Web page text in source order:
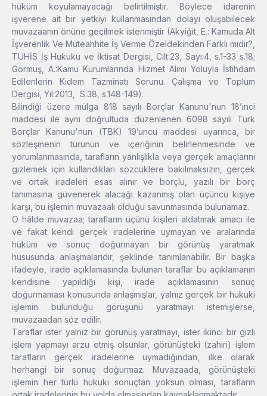
hüküm koyulamayacağı belirtilmiştir. Böylece idarenin
işverene ait bir yetkiyi kullanmasından dolayı oluşabilecek
muvazaanın önüne geçilmek istenmiştir (Akyiğit, E.: Kamuda Alt
İşverenlik Ve Müteahhite İş Verme Özeldekinden Farklı mıdır?,
TÜHİS İş Hukuku ve İktisat Dergisi, Cilt:23, Sayı:4, s.1-33 s.18;
Görmüş, A.:Kamu Kurumlarında Hizmet Alımı Yoluyla İstihdam
Edilenlerin Kıdem Tazminatı Sorunu. Çalışma ve Toplum
Dergisi, Yıl:2013, S.38, s.148-149).
Bilindiği üzere mülga 818 sayılı Borçlar Kanunu'nun 18’inci
maddesi ile aynı doğrultuda düzenlenen 6098 sayılı Türk
Borçlar Kanunu'nun (TBK) 19’uncu maddesi uyarınca, bir
sözleşmenin türünün ve içeriğinin belirlenmesinde ve
yorumlanmasında, tarafların yanlışlıkla veya gerçek amaçlarını
gizlemek için kullandıkları sözcüklere bakılmaksızın, gerçek
ve ortak iradeleri esas alınır ve borçlu, yazılı bir borç
tanımasına güvenerek alacağı kazanmış olan üçüncü kişiye
karşı, bu işlemin muvazaalı olduğu savunmasında bulunamaz.
O hâlde muvazaa; tarafların üçünü kişileri aldatmak amacı ile
ve fakat kendi gerçek iradelerine uymayan ve aralarında
hüküm ve sonuç doğurmayan bir görünüş yaratmak
hususunda anlaşmalarıdır, şeklinde tanımlanabilir. Bir başka
ifadeyle, irade açıklamasında bulunan taraflar bu açıklamanın
kendisine yapıldığı kişi, irade açıklamasının sonuç
doğurmaması konusunda anlaşmışlar, yalnız gerçek bir hukuki
işlemin bulunduğu görüşünü yaratmayı istemişlerse,
muvazaadan söz edilir.
Taraflar ister yalnız bir görünüş yaratmayı, ister ikinci bir gizli
işlem yapmayı arzu etmiş olsunlar, görünüşteki (zahiri) işlem
tarafların gerçek iradelerine uymadığından, ilke olarak
herhangi bir sonuç doğurmaz. Muvazaada, görünüşteki
işlemin her türlü hukuki sonuçtan yoksun olması, tarafların